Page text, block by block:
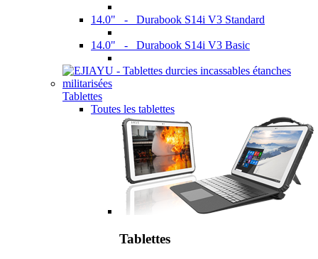
14.0" - Durabook S14i V3 Standard
14.0" - Durabook S14i V3 Basic
Tablettes
Toutes les tablettes
Tablettes